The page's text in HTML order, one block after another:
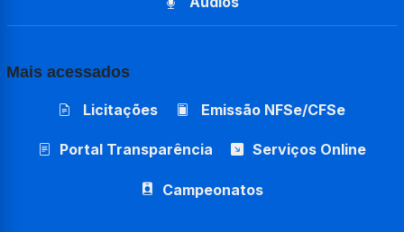
Mais acessados
Licitações Emissão NFSe/CFSe
Portal Transparência Serviços Online
Campeonatos